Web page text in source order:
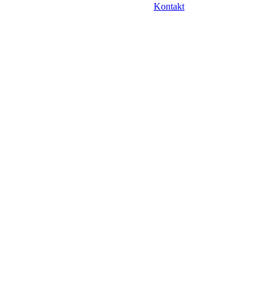
Kontakt